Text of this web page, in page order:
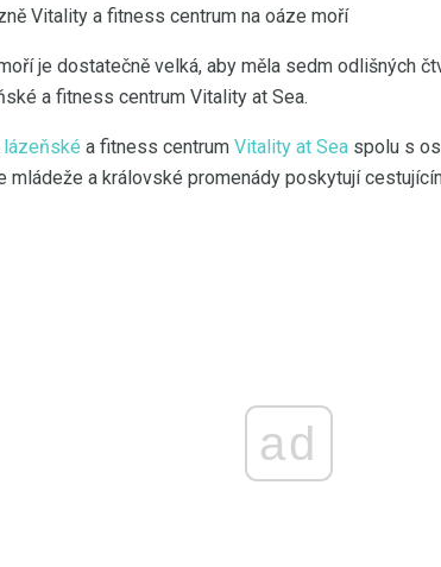
Vitality a fitness centrum na oáze moří
je dostatečně velká, aby měla sedm odlišných
a fitness centrum Vitality at Sea.
lázeňské a fitness centrum Vitality at Sea spolu s
mládeže a královské promenády poskytují
ad